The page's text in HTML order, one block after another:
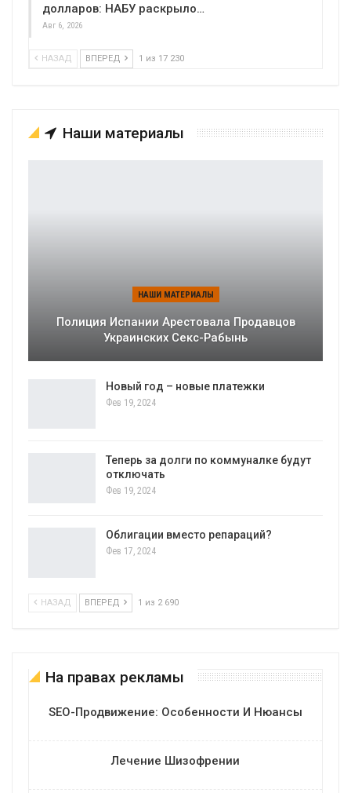
долларов: НАБУ раскрыло…
Авг 6, 2026
НАЗАД ВПЕРЕД 1 из 17 230
Наши материалы
НАШИ МАТЕРИАЛЫ
Полиция Испании Арестовала Продавцов
Украинских Секс-Рабынь
Новый год – новые платежки
Фев 19, 2024
Теперь за долги по коммуналке будут
отключать
Фев 19, 2024
Облигации вместо репараций?
Фев 17, 2024
НАЗАД ВПЕРЕД 1 из 2 690
На правах рекламы
SEO-Продвижение: Особенности И Нюансы
Лечение Шизофрении